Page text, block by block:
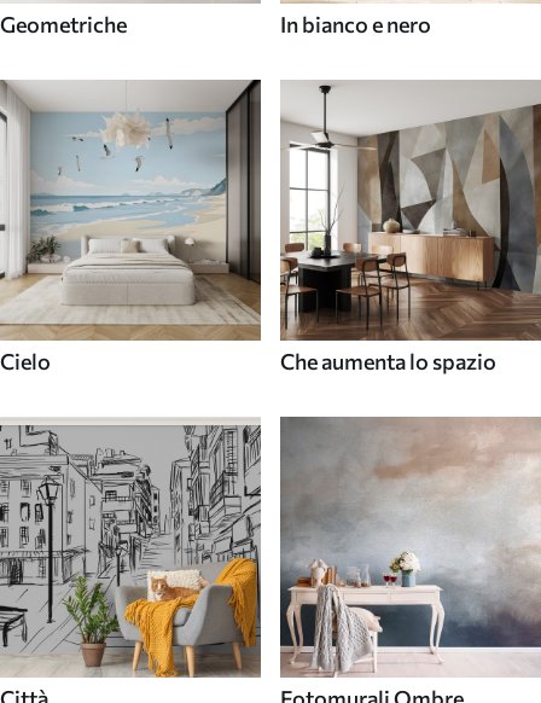
Geometriche In bianco e nero
Cielo Che aumenta lo spazio